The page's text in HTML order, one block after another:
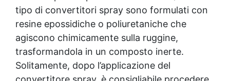
tipo di convertitori spray sono formulati con
resine epossidiche o poliuretaniche che
agiscono chimicamente sulla ruggine,
trasformandola in un composto inerte.
Solitamente, dopo l’applicazione del